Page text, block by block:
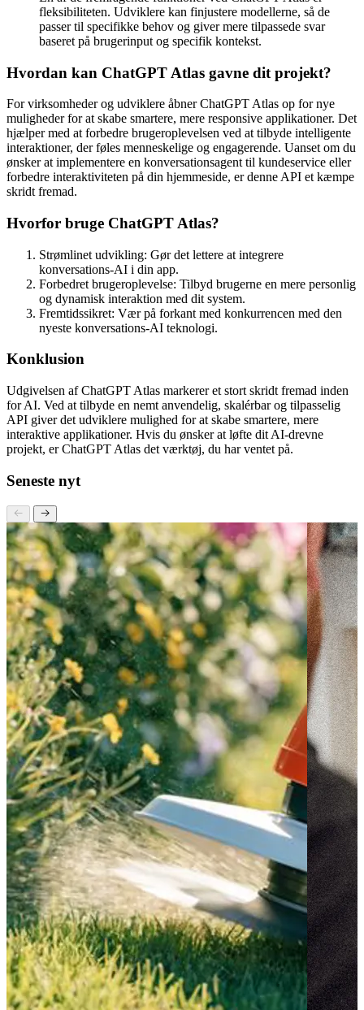
Forbedret tilpasning
En af de fremragende funktioner ved ChatGPT Atlas er
fleksibiliteten. Udviklere kan finjustere modellerne, så de
baseret på brugerinput og specifik kontekst.
Hvordan kan ChatGPT Atlas gavne dit projekt?
For virksomheder og udviklere åbner ChatGPT Atlas op for nye
muligheder for at skabe smartere, mere responsive applikationer. Det
hjælper med at forbedre brugeroplevelsen ved at tilbyde intelligente
interaktioner, der føles menneskelige og engagerende. Uanset om du
ønsker at implementere en konversationsagent til kundeservice eller
skridt fremad.
Hvorfor bruge ChatGPT Atlas?
Strømlinet udvikling: Gør det lettere at integrere
konversations-AI i din app.
Forbedret brugeroplevelse: Tilbyd brugerne en mere personlig
og dynamisk interaktion med dit system.
nyeste konversations-AI teknologi.
Konklusion
Udgivelsen af ChatGPT Atlas markerer et stort skridt fremad inden
for AI. Ved at tilbyde en nemt anvendelig, skalérbar og tilpasselig
API giver det udviklere mulighed for at skabe smartere, mere
projekt, er ChatGPT Atlas det værktøj, du har ventet på.
Seneste nyt